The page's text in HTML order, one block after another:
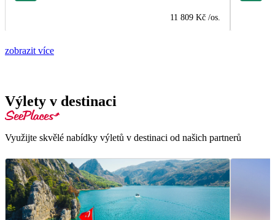
11 809 Kč /os.
zobrazit více
Výlety v destinaci
Využijte skvělé nabídky výletů v destinaci od našich partnerů